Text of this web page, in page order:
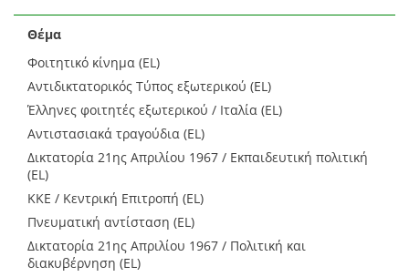
Θέμα
Φοιτητικό κίνημα (EL)
Αντιδικτατορικός Τύπος εξωτερικού (EL)
Έλληνες φοιτητές εξωτερικού / Ιταλία (EL)
Αντιστασιακά τραγούδια (EL)
Δικτατορία 21ης Απριλίου 1967 / Εκπαιδευτική πολιτική
(EL)
ΚΚΕ / Κεντρική Επιτροπή (EL)
Πνευματική αντίσταση (EL)
Δικτατορία 21ης Απριλίου 1967 / Πολιτική και
διακυβέρνηση (EL)